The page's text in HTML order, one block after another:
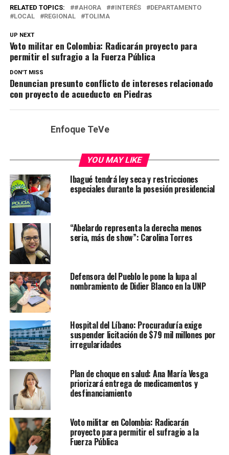
RELATED TOPICS: #AHORA #INTERÉS
DEPARTAMENTO
LOCAL
REGIONAL TOLIMA
UP NEXT
Voto militar en Colombia: Radicarán proyecto para
permitir el sufragio a la Fuerza Pública
DON'T MISS
Denuncian presunto conflicto de intereses relacionado
con proyecto de acueducto en Piedras
Enfoque TeVe
YOU MAY LIKE
Ibagué tendrá ley seca y restricciones
especiales durante la posesión presidencial
“Abelardo representa la derecha menos
seria, más de show”: Carolina Torres
Defensora del Pueblo le pone la lupa al
nombramiento de Didier Blanco en la UNP
Hospital del Líbano: Procuraduría exige
suspender licitación de $79 mil millones por
irregularidades
Plan de choque en salud: Ana María Vesga
priorizará entrega de medicamentos y
desfinanciamiento
Voto militar en Colombia: Radicarán
proyecto para permitir el sufragio a la
Fuerza Pública